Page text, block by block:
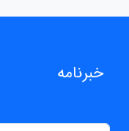
خبرنامه